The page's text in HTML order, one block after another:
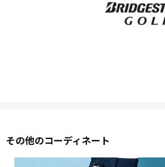
その他のコーディネート